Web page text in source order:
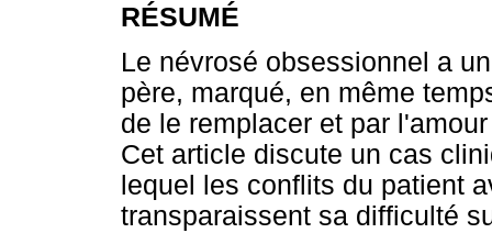
RÉSUMÉ
Le névrosé obsessionnel a
père, marqué, en même
de le remplacer et par
Cet article discute un cas
lequel les conflits du patient
transparaissent sa difficulté